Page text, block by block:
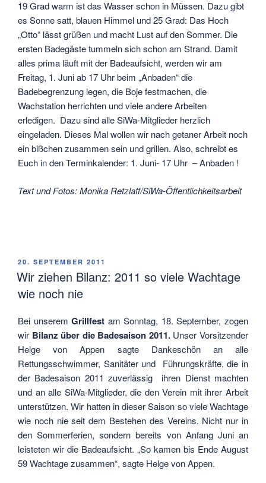
19 Grad warm ist das Wasser schon in Müssen. Dazu gibt
es Sonne satt, blauen Himmel und 25 Grad: Das Hoch
„Otto“ lässt grüßen und macht Lust auf den Sommer. Die
ersten Badegäste tummeln sich schon am Strand. Damit
alles prima läuft mit der Badeaufsicht, werden wir am
Freitag, 1. Juni ab 17 Uhr beim „Anbaden“ die
Badebegrenzung legen, die Boje festmachen, die
Wachstation herrichten und viele andere Arbeiten
erledigen. Dazu sind alle SiWa-Mitglieder herzlich
eingeladen. Dieses Mal wollen wir nach getaner Arbeit noch
ein bißchen zusammen sein und grillen. Also, schreibt es
Euch in den Terminkalender: 1. Juni- 17 Uhr – Anbaden !
Text und Fotos: Monika Retzlaff/SiWa-Öffentlichkeitsarbeit
VERÖFFENTLICHT
AM
20. SEPTEMBER 2011
Wir ziehen Bilanz: 2011 so viele Wachtage
wie noch nie
Bei unseremGrillfest am Sonntag, 18. September, zogen
wir Bilanz über die Badesaison 2011.Unser Vorsitzender
Helge von Appen sagte Dankeschön an alle
Rettungsschwimmer, Sanitäter und Führungskräfte, die in
der Badesaison 2011 zuverlässig ihren Dienst machten
und an alle SiWa-Mitglieder, die den Verein mit ihrer Arbeit
unterstützen. Wir hatten in dieser Saison so viele Wachtage
wie noch nie seit dem Bestehen des Vereins. Nicht nur in
den Sommerferien, sondern bereits von Anfang Juni an
leisteten wir die Badeaufsicht. „So kamen bis Ende August
59 Wachtage zusammen“, sagte Helge von Appen.